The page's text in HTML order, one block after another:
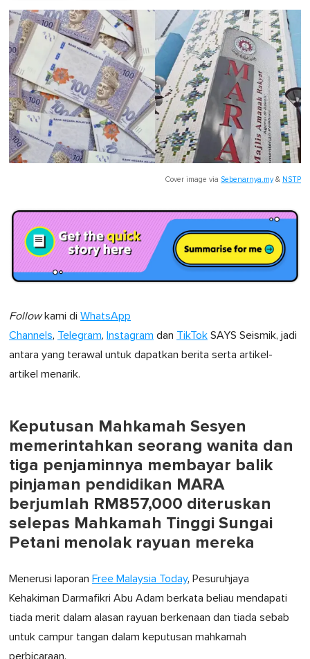
Cover image via Sebenarnya.my& NSTP
Followkami di WhatsApp
Channels, Telegram, Instagram dan TikTok SAYS Seismik, jadi
antara yang terawal untuk dapatkan berita serta artikel-
artikel menarik.
Keputusan Mahkamah Sesyen
memerintahkan seorang wanita dan
tiga penjaminnya membayar balik
pinjaman pendidikan MARA
berjumlah RM857,000 diteruskan
selepas Mahkamah Tinggi Sungai
Petani menolak rayuan mereka
Menerusi laporan Free Malaysia Today, Pesuruhjaya
Kehakiman Darmafikri Abu Adam berkata beliau mendapati
tiada merit dalam alasan rayuan berkenaan dan tiada sebab
untuk campur tangan dalam keputusan mahkamah
perbicaraan.